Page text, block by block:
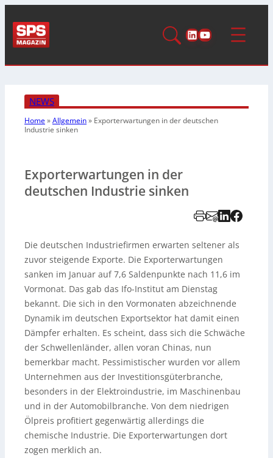
LinkedIn
YouTube
NEWS
Home»Allgemein» Exporterwartungen in derdeutschen
Industrie sinken
Exporterwartungen in der
deutschen Industrie sinken
Die deutschen Industriefirmen erwarten seltener als
zuvor steigende Exporte. Die Exporterwartungen
sanken im Januar auf 7,6 Saldenpunkte nach 11,6 im
Vormonat. Das gab das Ifo-Institut am Dienstag
bekannt. Die sich in den Vormonaten abzeichnende
Dynamik im deutschen Exportsektor hat damit einen
Dämpfer erhalten. Es scheint, dass sich die Schwäche
der Schwellenländer, allen voran Chinas, nun
bemerkbar macht. Pessimistischer wurden vor allem
Unternehmen aus der Investitionsgüterbranche,
besonders in der Elektroindustrie, im Maschinenbau
und in der Automobilbranche. Von dem niedrigen
Ölpreis profitiert gegenwärtig allerdings die
chemische Industrie. Die Exporterwartungen dort
zogen merklich an.